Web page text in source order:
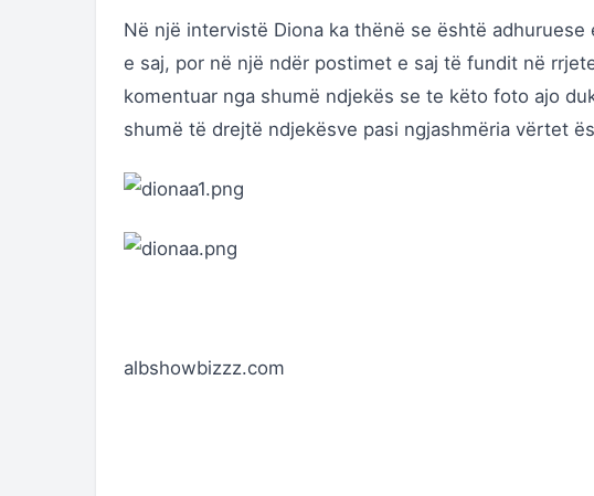
Në një intervistë Diona ka thënë se është
e saj, por në një ndër postimet e saj të fundit në
komentuar nga shumë ndjekës se te këto foto ajo
shumë të drejtë ndjekësve pasi ngjashmëria vërtet
albshowbizzz.com